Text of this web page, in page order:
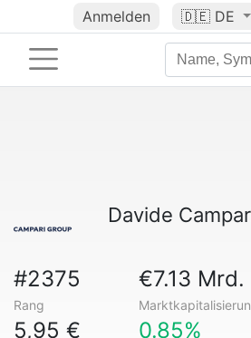
Anmelden 🇩🇪 DE
Davide
#2375
Rang
€7.13 Mrd.
5,95 € 0.85%